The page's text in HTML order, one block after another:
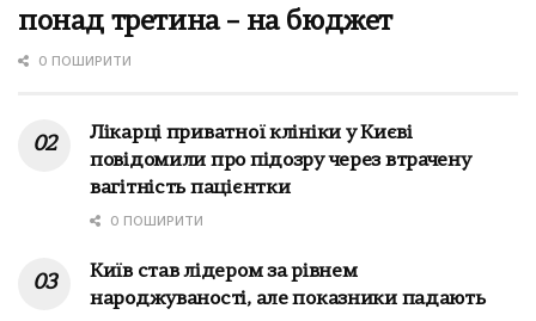
понад третина – на бюджет
0 ПОШИРИТИ
Лікарці приватної клініки у Києві
повідомили про підозру через втрачену
вагітність пацієнтки
0 ПОШИРИТИ
Київ став лідером за рівнем
народжуваності, але показники падають